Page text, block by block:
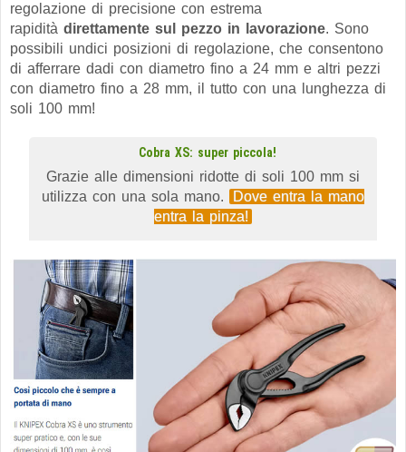
regolazione di precisione con estrema
rapidità direttamente sul pezzo in lavorazione. Sono
possibili undici posizioni di regolazione, che consentono
di afferrare dadi con diametro fino a 24 mm e altri pezzi
con diametro fino a 28 mm, il tutto con una lunghezza di
soli 100 mm!
Cobra XS: super piccola!
Grazie alle dimensioni ridotte di soli 100 mm si
utilizza con una sola mano.
Dove entra la mano
entra la pinza!